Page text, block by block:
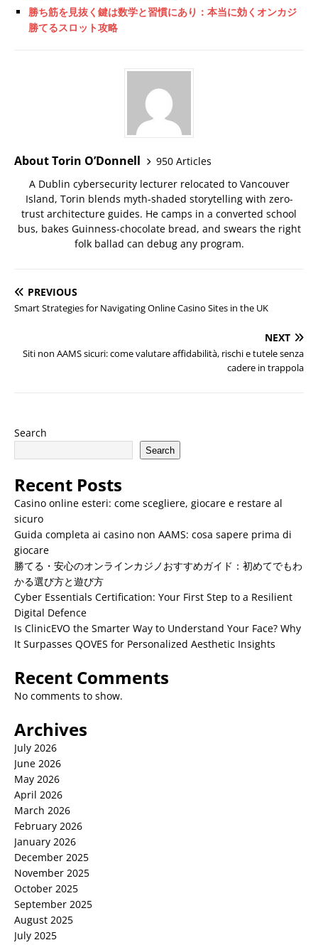
勝ち筋を見抜く鍵は数学と習慣にあり：本当に効くオンカジ
勝てるスロット攻略
About Torin O’Donnell
950 Articles
A Dublin cybersecurity lecturer relocated to Vancouver
Island, Torin blends myth-shaded storytelling with zero-
trust architecture guides. He camps in a converted school
bus, bakes Guinness-chocolate bread, and swears the right
folk ballad can debug any program.
PREVIOUS
Smart Strategies for Navigating Online Casino Sites in the UK
NEXT
Siti non AAMS sicuri: come valutare affidabilità, rischi e tutele senza
cadere in trappola
Search
Search
Recent Posts
Casino online esteri: come scegliere, giocare e restare al
sicuro
Guida completa ai casino non AAMS: cosa sapere prima di
giocare
勝てる・安心のオンラインカジノおすすめガイド：初めてでもわ
かる選び方と遊び方
Cyber Essentials Certification: Your First Step to a Resilient
Digital Defence
Is ClinicEVO the Smarter Way to Understand Your Face? Why
It Surpasses QOVES for Personalized Aesthetic Insights
Recent Comments
No comments to show.
Archives
July 2026
June 2026
May 2026
April 2026
March 2026
February 2026
January 2026
December 2025
November 2025
October 2025
September 2025
August 2025
July 2025